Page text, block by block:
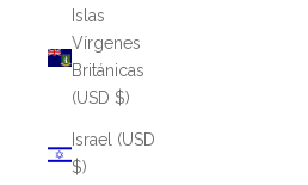
Islas
Vírgenes
Británicas
(USD $)
Israel (USD
$)